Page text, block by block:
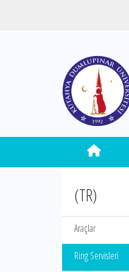
(TR)
Araçlar
Ring Servisleri